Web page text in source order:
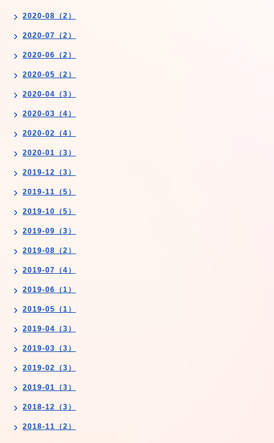
2020-08（2）
2020-07（2）
2020-06（2）
2020-05（2）
2020-04（3）
2020-03（4）
2020-02（4）
2020-01（3）
2019-12（3）
2019-11（5）
2019-10（5）
2019-09（3）
2019-08（2）
2019-07（4）
2019-06（1）
2019-05（1）
2019-04（3）
2019-03（3）
2019-02（3）
2019-01（3）
2018-12（3）
2018-11（2）